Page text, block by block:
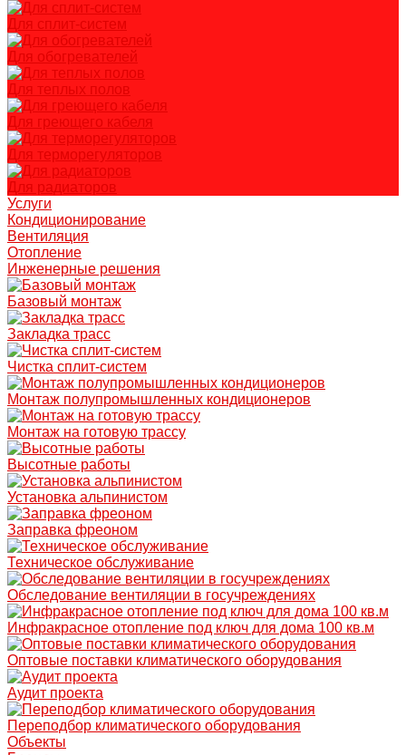
Для сплит-систем
Для обогревателей
Для теплых полов
Для греющего кабеля
Для терморегуляторов
Для радиаторов
Услуги
Кондиционирование
Вентиляция
Отопление
Инженерные решения
Базовый монтаж
Закладка трасс
Чистка сплит-систем
Монтаж полупромышленных кондиционеров
Монтаж на готовую трассу
Высотные работы
Установка альпинистом
Заправка фреоном
Техническое обслуживание
Обследование вентиляции в госучреждениях
Инфракрасное отопление под ключ для дома 100 кв.м
Оптовые поставки климатического оборудования
Аудит проекта
Переподбор климатического оборудования
Объекты